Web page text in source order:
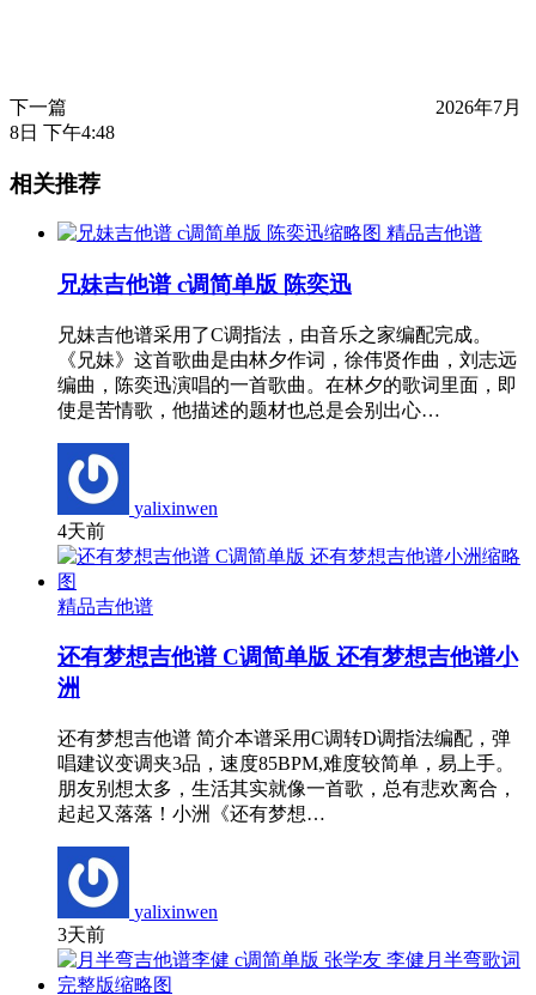
下一篇
2026年7月
8日 下午4:48
相关推荐
精品吉他谱
兄妹吉他谱 c调简单版 陈奕迅
兄妹吉他谱采用了C调指法，由音乐之家编配完成。
《兄妹》这首歌曲是由林夕作词，徐伟贤作曲，刘志远
编曲，陈奕迅演唱的一首歌曲。在林夕的歌词里面，即
使是苦情歌，他描述的题材也总是会别出心…
yalixinwen
4天前
精品吉他谱
还有梦想吉他谱 C调简单版 还有梦想吉他谱小
洲
还有梦想吉他谱 简介本谱采用C调转D调指法编配，弹
唱建议变调夹3品，速度85BPM,难度较简单，易上手。
朋友别想太多，生活其实就像一首歌，总有悲欢离合，
起起又落落！小洲《还有梦想…
yalixinwen
3天前